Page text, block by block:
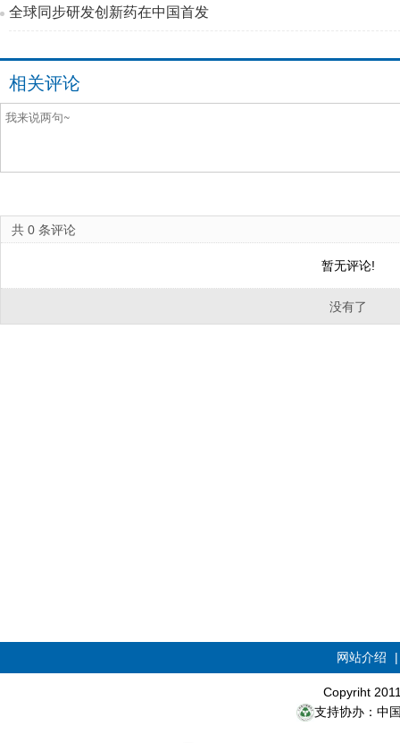
全球同步研发创新药在中国首发
相关评论
共 0 条评论
暂无评论!
没有了
网站介绍
Copyriht
支持协办：中